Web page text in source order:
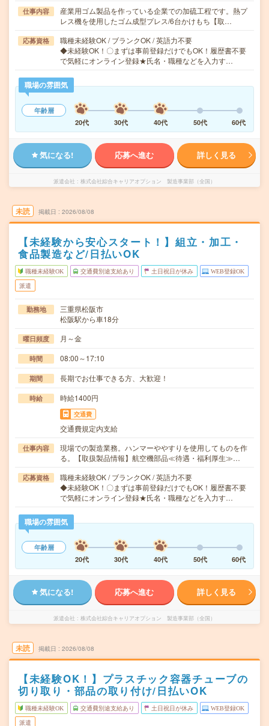
仕事内容
産業用ゴム製品を作っている企業での加硫工程です。熱プ
レス機を使用したゴム成型プレス/6台かけもち【取…
応募資格
職種未経験OK / ブランクOK / 英語力不要
◆未経験OK！〇まずは事前登録だけでもOK！履歴書不要
で気軽にオンライン登録★氏名・職種などを入力す…
職場の雰囲気
年齢層
20代
30代 40代 50代 60代
気になる! 応募へ進む 詳しく見る
派遣会社 株式会社綜合キャリアオプション 製造事業部（全国）
未読 掲載日 2026/08/08
【未経験から安心スタート！】組立・加工・
食品製造など/日払いOK
職種未経験OK 交通費別途支給あり 土日祝日が休み WEB登録OK
派遣
勤務地
三重県松阪市
松阪駅から車18分
曜日頻度 月～金
時間 08:00～17:10
期間 長期でお仕事できる方、大歓迎！
時給 時給1400円
交通費
交通費規定内支給
仕事内容
現場での製造業務。ハンマーややすりを使用してものを作
る。【取扱製品情報】航空機部品≪待遇・福利厚生≫…
応募資格
職種未経験OK / ブランクOK / 英語力不要
◆未経験OK！〇まずは事前登録だけでもOK！履歴書不要
で気軽にオンライン登録★氏名・職種などを入力す…
職場の雰囲気
年齢層
20代
30代 40代 50代 60代
気になる! 応募へ進む 詳しく見る
派遣会社 株式会社綜合キャリアオプション 製造事業部（全国）
未読 掲載日 2026/08/08
【未経験OK！】プラスチック容器チューブの
切り取り・部品の取り付け/日払いOK
職種未経験OK 交通費別途支給あり 土日祝日が休み WEB登録OK
派遣